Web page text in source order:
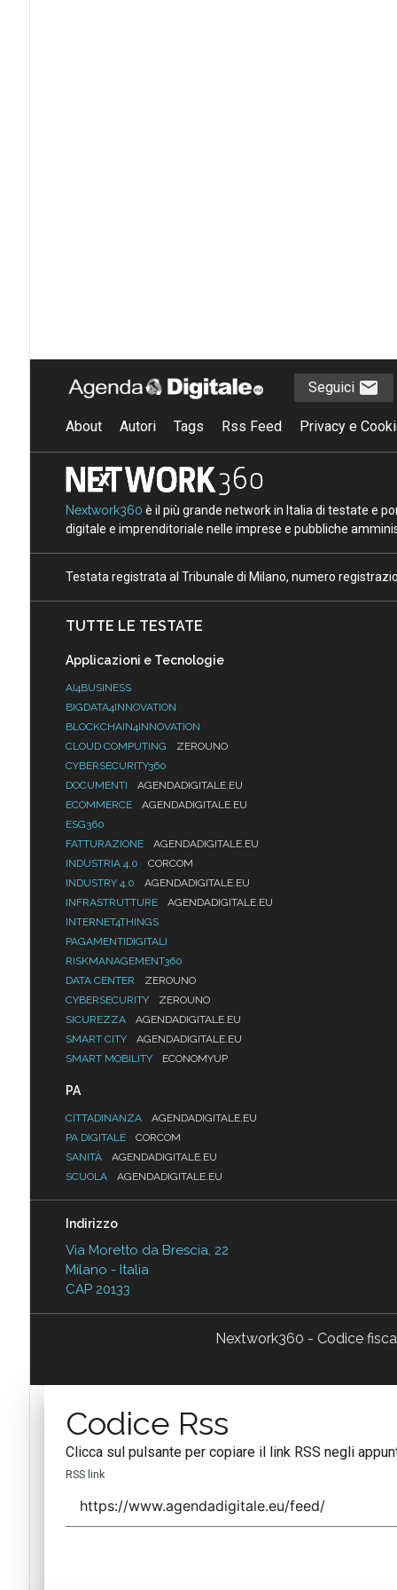
Seguici
About Autori Tags Rss Feed Privacy e
Nextwork360 è il più grande network in Italia di testate e
digitale e imprenditoriale nelle imprese e pubbliche
Testata registrata al Tribunale di Milano, numero
TUTTE LE TESTATE
Applicazioni e Tecnologie
AI4BUSINESS
BIGDATA4INNOVATION
BLOCKCHAIN4INNOVATION
CLOUD COMPUTING
ZEROUNO
CYBERSECURITY360
DOCUMENTI
AGENDADIGITALE.EU
ECOMMERCE
AGENDADIGITALE.EU
ESG360
FATTURAZIONE
AGENDADIGITALE.EU
INDUSTRIA 4.0
CORCOM
INDUSTRY 4.0
AGENDADIGITALE.EU
INFRASTRUTTURE
AGENDADIGITALE.EU
INTERNET4THINGS
PAGAMENTIDIGITALI
RISKMANAGEMENT360
DATA CENTER
ZEROUNO
CYBERSECURITY
ZEROUNO
SICUREZZA
AGENDADIGITALE.EU
SMART CITY
AGENDADIGITALE.EU
SMART MOBILITY
ECONOMYUP
PA
CITTADINANZA
AGENDADIGITALE.EU
PA DIGITALE
CORCOM
SANITÀ
AGENDADIGITALE.EU
SCUOLA
AGENDADIGITALE.EU
Indirizzo
Via Moretto da Brescia, 22
Milano - Italia
CAP 20133
Nextwork360 - Codice
Codice Rss
Clicca sul pulsante per copiare il link RSS negli
RSS link